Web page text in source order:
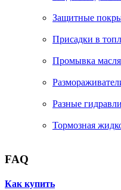
Защитные
Присадки в
Промывка
Разные
Тормозная
FAQ
Как купить